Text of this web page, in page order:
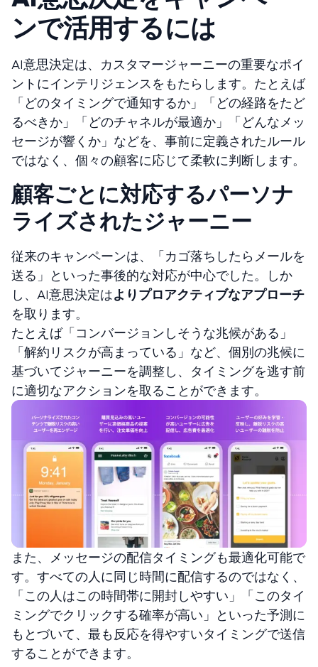
ンで活用するには
AI意思決定は、カスタマージャーニーの重要なポイ
ントにインテリジェンスをもたらします。たとえば
「どのタイミングで通知するか」「どの経路をたど
るべきか」「どのチャネルが最適か」「どんなメッ
セージが響くか」などを、事前に定義されたルール
ではなく、個々の顧客に応じて柔軟に判断します。
顧客ごとに対応するパーソナ
ライズされたジャーニー
従来のキャンペーンは、「カゴ落ちしたらメールを
送る」といった事後的な対応が中心でした。しか
し、AI意思決定はよりプロアクティブなアプローチ
を取ります。
たとえば「コンバージョンしそうな兆候がある」
「解約リスクが高まっている」など、個別の兆候に
基づいてジャーニーを調整し、タイミングを逃す前
に適切なアクションを取ることができます。
また、メッセージの配信タイミングも最適化可能で
す。すべての人に同じ時間に配信するのではなく、
「この人はこの時間帯に開封しやすい」「このタイ
ミングでクリックする確率が高い」といった予測に
もとづいて、最も反応を得やすいタイミングで送信
することができます。